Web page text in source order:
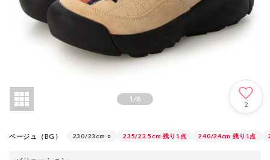
1/8
2
ベージュ（BG） 230/23cm ○ 235/23.5cm 残り1点 240/24cm 残り1点